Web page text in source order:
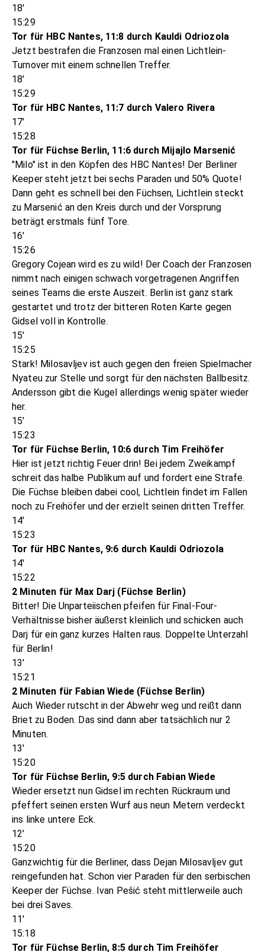
18'
15:29
Tor für HBC Nantes, 11:8 durch Kauldi Odriozola
Jetzt bestrafen die Franzosen mal einen Lichtlein-
Turnover mit einem schnellen Treffer.
18'
15:29
Tor für HBC Nantes, 11:7 durch Valero Rivera
17'
15:28
Tor für Füchse Berlin, 11:6 durch Mijajlo Marsenić
"Milo" ist in den Köpfen des HBC Nantes! Der Berliner
Keeper steht jetzt bei sechs Paraden und 50% Quote!
Dann geht es schnell bei den Füchsen, Lichtlein steckt
zu Marsenić an den Kreis durch und der Vorsprung
beträgt erstmals fünf Tore.
16'
15:26
Gregory Cojean wird es zu wild! Der Coach der Franzosen
nimmt nach einigen schwach vorgetragenen Angriffen
seines Teams die erste Auszeit. Berlin ist ganz stark
gestartet und trotz der bitteren Roten Karte gegen
Gidsel voll in Kontrolle.
15'
15:25
Stark! Milosavljev ist auch gegen den freien Spielmacher
Nyateu zur Stelle und sorgt für den nächsten Ballbesitz.
Andersson gibt die Kugel allerdings wenig später wieder
her.
15'
15:23
Tor für Füchse Berlin, 10:6 durch Tim Freihöfer
Hier ist jetzt richtig Feuer drin! Bei jedem Zweikampf
schreit das halbe Publikum auf und fordert eine Strafe.
Die Füchse bleiben dabei cool, Lichtlein findet im Fallen
noch zu Freihöfer und der erzielt seinen dritten Treffer.
14'
15:23
Tor für HBC Nantes, 9:6 durch Kauldi Odriozola
14'
15:22
2 Minuten für Max Darj (Füchse Berlin)
Bitter! Die Unparteiischen pfeifen für Final-Four-
Verhältnisse bisher äußerst kleinlich und schicken auch
Darj für ein ganz kurzes Halten raus. Doppelte Unterzahl
für Berlin!
13'
15:21
2 Minuten für Fabian Wiede (Füchse Berlin)
Auch Wieder rutscht in der Abwehr weg und reißt dann
Briet zu Boden. Das sind dann aber tatsächlich nur 2
Minuten.
13'
15:20
Tor für Füchse Berlin, 9:5 durch Fabian Wiede
Wieder ersetzt nun Gidsel im rechten Rückraum und
pfeffert seinen ersten Wurf aus neun Metern verdeckt
ins linke untere Eck.
12'
15:20
Ganzwichtig für die Berliner, dass Dejan Milosavljev gut
reingefunden hat. Schon vier Paraden für den serbischen
Keeper der Füchse. Ivan Pešić steht mittlerweile auch
bei drei Saves.
11'
15:18
Tor für Füchse Berlin, 8:5 durch Tim Freihöfer